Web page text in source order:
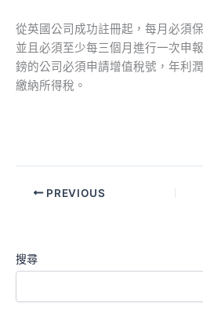
從英國公司成功註冊起，每月必須
並且必須至少每三個月進行一次申
鎊的公司必須申請增值稅號，年利
繳納所得稅。
PREVIOUS
搜尋